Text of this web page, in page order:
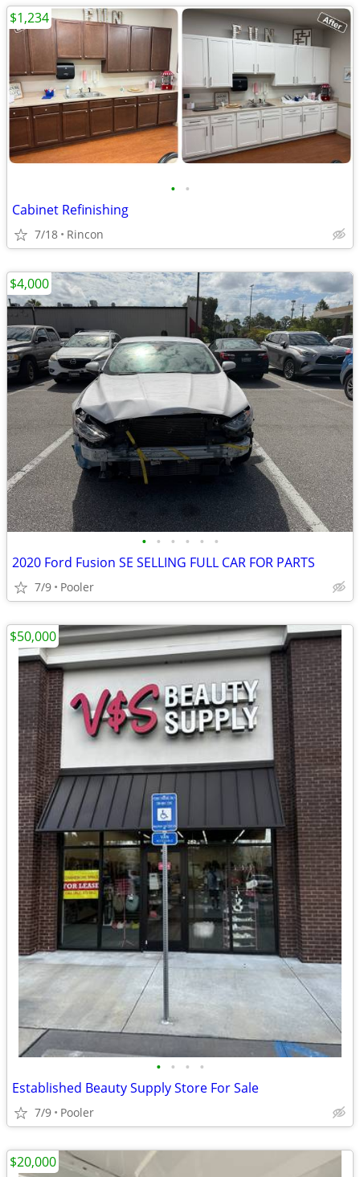
• •
Cabinet Refinishing
7/18 Rincon
$1,234
• • • • • •
2020 Ford Fusion SE SELLING FULL CAR FOR PARTS
7/9 Pooler
$4,000
• • • •
Established Beauty Supply Store For Sale
7/9 Pooler
$50,000
$20,000